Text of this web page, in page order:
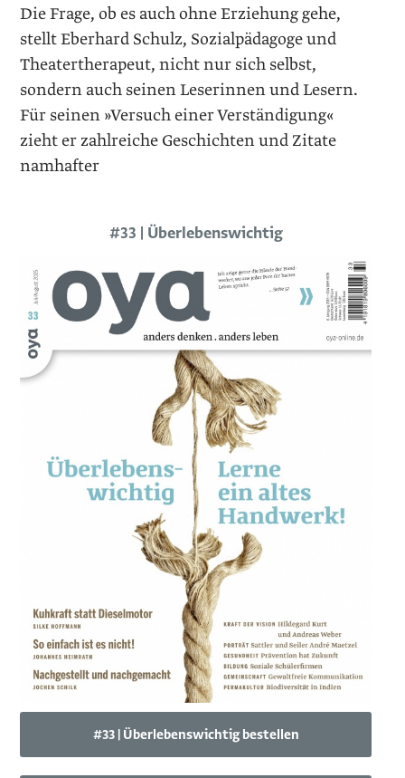
Die Frage, ob es auch ohne Erziehung gehe,
stellt Eberhard Schulz, Sozialpädagoge und
Theaterthera­peut, nicht nur sich selbst,
sondern auch seinen Leserinnen und Lesern.
Für seinen »Versuch einer Verständigung«
zieht er zahlreiche Geschichten und Zitate
namhafter
#33 | Überlebenswichtig
#33 | Überlebenswichtig bestellen